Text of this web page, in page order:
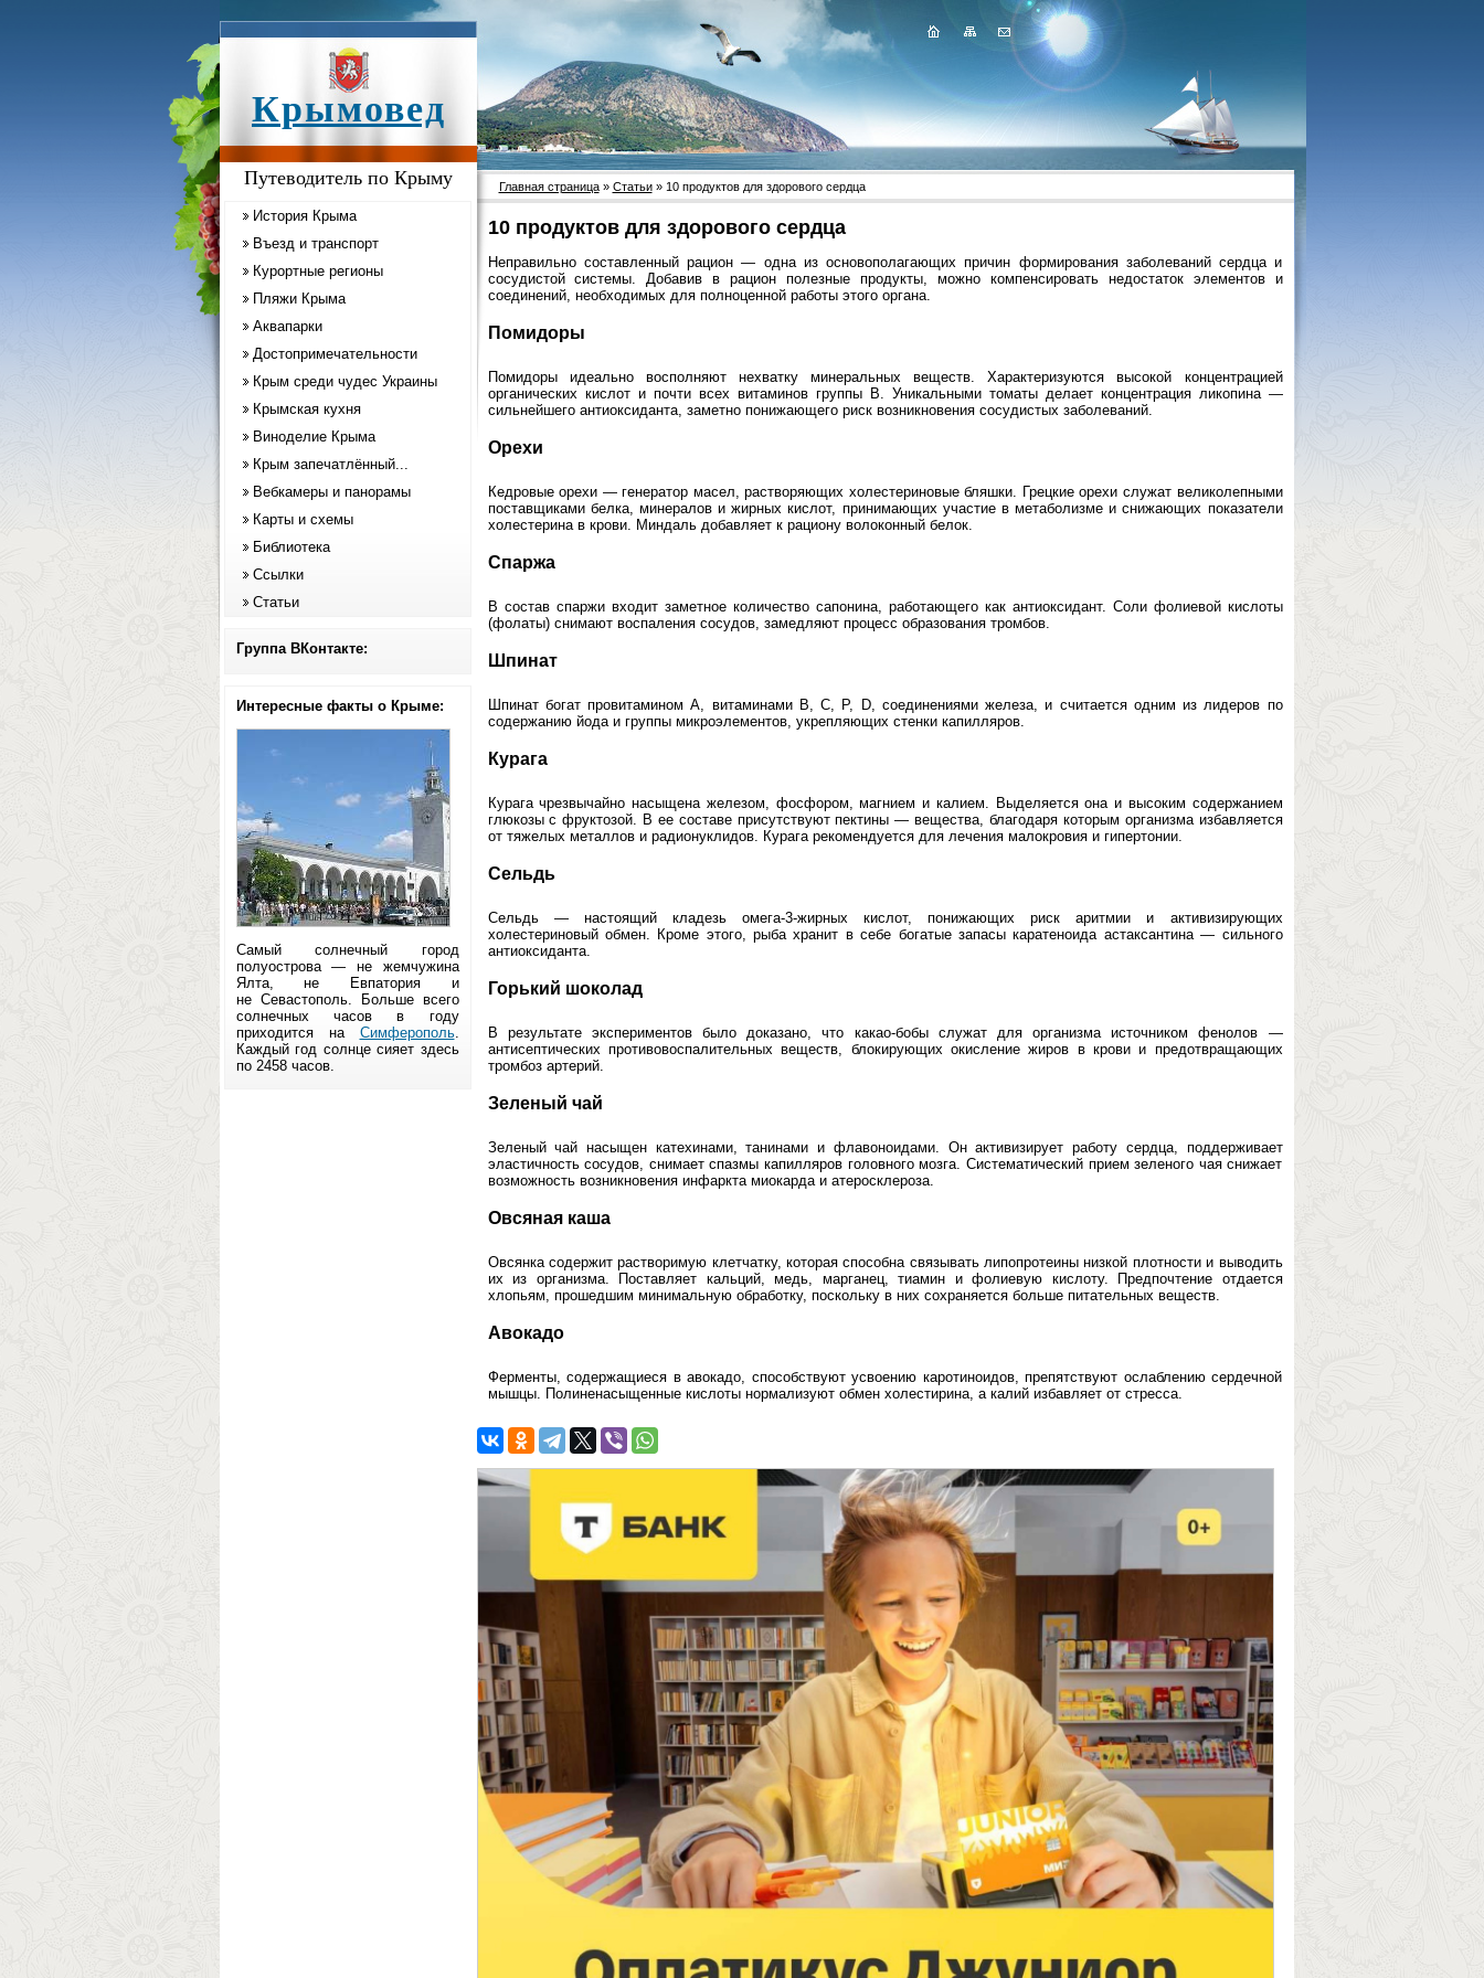
Крымовед
Путеводитель по Крыму
История Крыма
Въезд и транспорт
Курортные регионы
Пляжи Крыма
Аквапарки
Достопримечательности
Крым среди чудес Украины
Крымская кухня
Виноделие Крыма
Крым запечатлённый...
Вебкамеры и панорамы
Карты и схемы
Библиотека
Ссылки
Статьи
Группа ВКонтакте:
Интересные факты о Крыме:
Самый солнечный город
полуострова — не жемчужина
Ялта, не Евпатория и
не Севастополь. Больше всего
солнечных часов в году
приходится на Симферополь.
Каждый год солнце сияет здесь
по 2458 часов.
Главная страница» Статьи» 10 продуктов для здорового сердца
10 продуктов для здорового сердца
Неправильно составленный рацион — одна из основополагающих причин формирования заболеваний сердца и
сосудистой системы. Добавив в рацион полезные продукты, можно компенсировать недостаток элементов и
соединений, необходимых для полноценной работы этого органа.
Помидоры
Помидоры идеально восполняют нехватку минеральных веществ. Характеризуются высокой концентрацией
органических кислот и почти всех витаминов группы В. Уникальными томаты делает концентрация ликопина —
сильнейшего антиоксиданта, заметно понижающего риск возникновения сосудистых заболеваний.
Орехи
Кедровые орехи — генератор масел, растворяющих холестериновые бляшки. Грецкие орехи служат великолепными
поставщиками белка, минералов и жирных кислот, принимающих участие в метаболизме и снижающих показатели
холестерина в крови. Миндаль добавляет к рациону волоконный белок.
Спаржа
В состав спаржи входит заметное количество сапонина, работающего как антиоксидант. Соли фолиевой кислоты
(фолаты) снимают воспаления сосудов, замедляют процесс образования тромбов.
Шпинат
Шпинат богат провитамином A, витаминами B, C, P, D, соединениями железа, и считается одним из лидеров по
содержанию йода и группы микроэлементов, укрепляющих стенки капилляров.
Курага
Курага чрезвычайно насыщена железом, фосфором, магнием и калием. Выделяется она и высоким содержанием
глюкозы с фруктозой. В ее составе присутствуют пектины — вещества, благодаря которым организма избавляется
от тяжелых металлов и радионуклидов. Курага рекомендуется для лечения малокровия и гипертонии.
Сельдь
Сельдь — настоящий кладезь омега-3-жирных кислот, понижающих риск аритмии и активизирующих
холестериновый обмен. Кроме этого, рыба хранит в себе богатые запасы каратеноида астаксантина — сильного
антиоксиданта.
Горький шоколад
В результате экспериментов было доказано, что какао-бобы служат для организма источником фенолов —
антисептических противовоспалительных веществ, блокирующих окисление жиров в крови и предотвращающих
тромбоз артерий.
Зеленый чай
Зеленый чай насыщен катехинами, танинами и флавоноидами. Он активизирует работу сердца, поддерживает
эластичность сосудов, снимает спазмы капилляров головного мозга. Систематический прием зеленого чая снижает
возможность возникновения инфаркта миокарда и атеросклероза.
Овсяная каша
Овсянка содержит растворимую клетчатку, которая способна связывать липопротеины низкой плотности и выводить
их из организма. Поставляет кальций, медь, марганец, тиамин и фолиевую кислоту. Предпочтение отдается
хлопьям, прошедшим минимальную обработку, поскольку в них сохраняется больше питательных веществ.
Авокадо
Ферменты, содержащиеся в авокадо, способствуют усвоению каротиноидов, препятствуют ослаблению сердечной
мышцы. Полиненасыщенные кислоты нормализуют обмен холестирина, а калий избавляет от стресса.